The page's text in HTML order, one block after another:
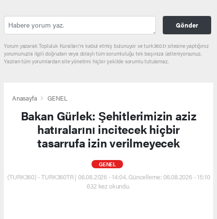
Gönder
Yorum yazarak Topluluk Kuralları’nı kabul etmiş bulunuyor ve turk360.tr sitesine yaptığınız
yorumunuzla ilgili doğrudan veya dolaylı tüm sorumluluğu tek başınıza üstleniyorsunuz.
Yazılan tüm yorumlardan site yönetimi hiçbir şekilde sorumlu tutulamaz.
Anasayfa GENEL
Bakan Gürlek: Şehitlerimizin aziz
hatıralarını incitecek hiçbir
tasarrufa izin verilmeyecek
GENEL
(TURK360) - TURK360TR | 06.08.2026 - 14:04, Güncelleme: 06.08.2026 - 15:10
632 kez okundu.